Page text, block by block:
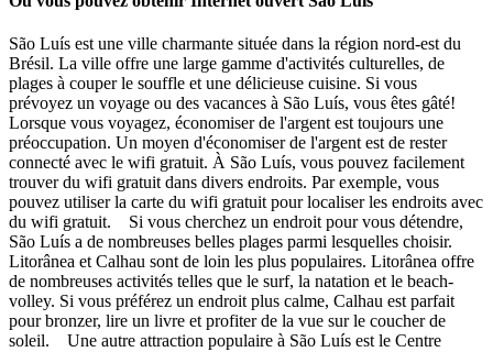
São Luís est une ville charmante située dans la région nord-est du
Brésil. La ville offre une large gamme d'activités culturelles, de
plages à couper le souffle et une délicieuse cuisine. Si vous
prévoyez un voyage ou des vacances à São Luís, vous êtes gâté!
Lorsque vous voyagez, économiser de l'argent est toujours une
préoccupation. Un moyen d'économiser de l'argent est de rester
connecté avec le wifi gratuit. À São Luís, vous pouvez facilement
trouver du wifi gratuit dans divers endroits. Par exemple, vous
pouvez utiliser la carte du wifi gratuit pour localiser les endroits avec
du wifi gratuit. Si vous cherchez un endroit pour vous détendre,
São Luís a de nombreuses belles plages parmi lesquelles choisir.
Litorânea et Calhau sont de loin les plus populaires. Litorânea offre
de nombreuses activités telles que le surf, la natation et le beach-
volley. Si vous préférez un endroit plus calme, Calhau est parfait
pour bronzer, lire un livre et profiter de la vue sur le coucher de
soleil. Une autre attraction populaire à São Luís est le Centre